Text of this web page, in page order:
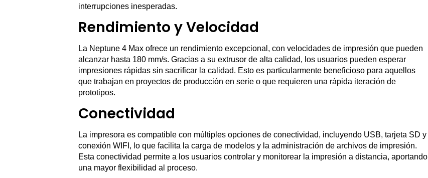
interrupciones inesperadas.
Rendimiento y Velocidad
La Neptune 4 Max ofrece un rendimiento excepcional, con velocidades de impresión que pueden
alcanzar hasta 180 mm/s. Gracias a su extrusor de alta calidad, los usuarios pueden esperar
impresiones rápidas sin sacrificar la calidad. Esto es particularmente beneficioso para aquellos
que trabajan en proyectos de producción en serie o que requieren una rápida iteración de
prototipos.
Conectividad
La impresora es compatible con múltiples opciones de conectividad, incluyendo USB, tarjeta SD y
conexión WIFI, lo que facilita la carga de modelos y la administración de archivos de impresión.
Esta conectividad permite a los usuarios controlar y monitorear la impresión a distancia, aportando
una mayor flexibilidad al proceso.